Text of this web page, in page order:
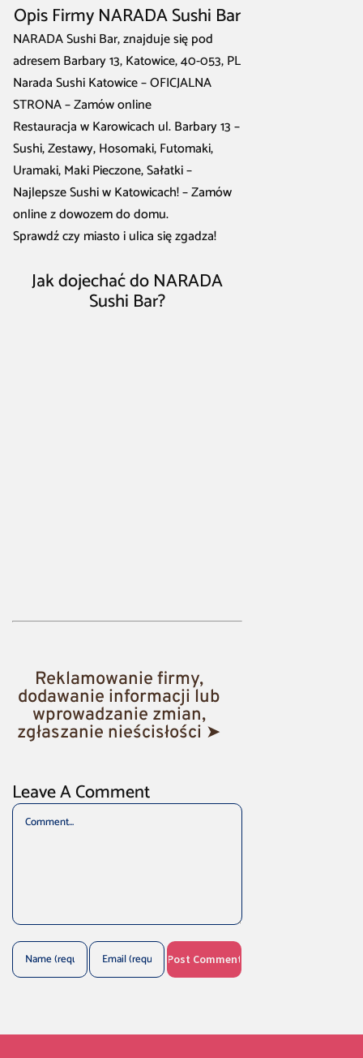
Opis Firmy NARADA Sushi Bar
NARADA Sushi Bar, znajduje się pod
adresem Barbary 13, Katowice, 40-053, PL
Narada Sushi Katowice – OFICJALNA
STRONA – Zamów online
Restauracja w Karowicach ul. Barbary 13 –
Sushi, Zestawy, Hosomaki, Futomaki,
Uramaki, Maki Pieczone, Sałatki –
Najlepsze Sushi w Katowicach! – Zamów
online z dowozem do domu.
Sprawdź czy miasto i ulica się zgadza!
Jak dojechać do NARADA
Sushi Bar?
Reklamowanie firmy,
dodawanie informacji lub
wprowadzanie zmian,
zgłaszanie nieścisłości ➤
Leave A Comment
Comment